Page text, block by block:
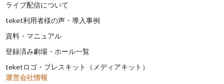
ライブ配信について
teket利用者様の声・導入事例
資料・マニュアル
登録済み劇場・ホール一覧
teketロゴ・プレスキット（メディアキット）
運営会社情報